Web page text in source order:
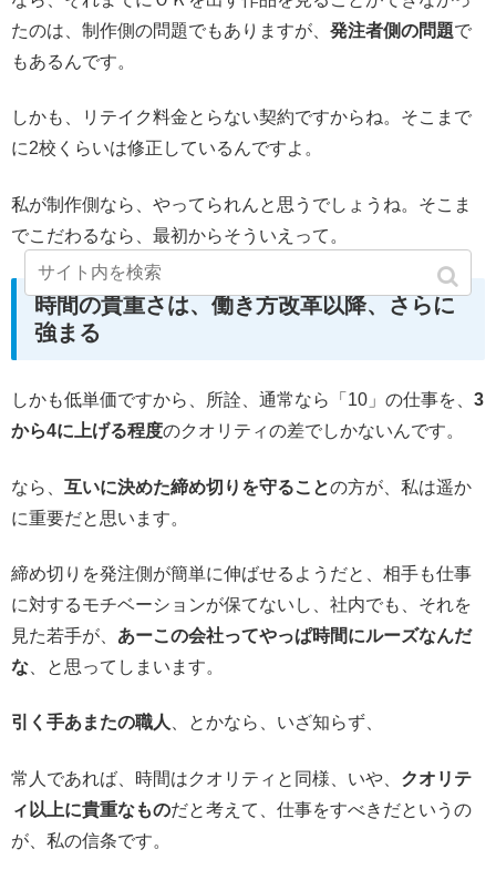
たのは、制作側の問題でもありますが、 発注者側の問題で
もあるんです。
しかも、リテイク料金とらない契約ですからね。そこまで
に2校くらいは修正しているんですよ。
私が制作側なら、やってられんと思うでしょうね。そこま
でこだわるなら、最初からそういえって。
時間の貴重さは、働き方改革以降、さらに
強まる
しかも低単価ですから、所詮、通常なら「10」の仕事を、 3
から4に上げる程度のクオリティの差でしかないんです。
なら、 互いに決めた締め切りを守ることの方が、私は遥か
に重要だと思います。
締め切りを発注側が簡単に伸ばせるようだと、相手も仕事
に対するモチベーションが保てないし、社内でも、それを
見た若手が、 あーこの会社ってやっぱ時間にルーズなんだ
な 、と思ってしまいます。
引く手あまたの職人、とかなら、いざ知らず、
常人であれば、時間はクオリティと同様、いや、 クオリテ
ィ以上に貴重なものだと考えて、仕事をすべきだというの
が、私の信条です。